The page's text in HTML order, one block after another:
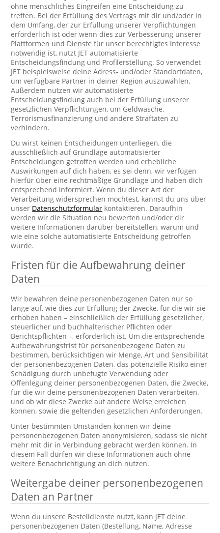
ohne menschliches Eingreifen eine Entscheidung zu
treffen. Bei der Erfüllung des Vertrags mit dir und/oder in
dem Umfang, der zur Erfüllung unserer Verpflichtungen
erforderlich ist oder wenn dies zur Verbesserung unserer
Plattformen und Dienste für unser berechtigtes Interesse
notwendig ist, nutzt JET automatisierte
Entscheidungsfindung und Profilerstellung. So verwendet
JET beispielsweise deine Adress- und/oder Standortdaten,
um verfügbare Partner in deiner Region auszuwählen.
Außerdem nutzen wir automatisierte
Entscheidungsfindung auch bei der Erfüllung unserer
gesetzlichen Verpflichtungen, um Geldwäsche,
Terrorismusfinanzierung und andere Straftaten zu
verhindern.
Du wirst keinen Entscheidungen unterliegen, die
ausschließlich auf Grundlage automatisierter
Entscheidungen getroffen werden und erhebliche
Auswirkungen auf dich haben, es sei denn, wir verfügen
hierfür über eine rechtmäßige Grundlage und haben dich
entsprechend informiert. Wenn du dieser Art der
Verarbeitung widersprechen möchtest, kannst du uns über
unser Datenschutzformular kontaktieren. Daraufhin
werden wir die Situation neu bewerten und/oder dir
weitere Informationen darüber bereitstellen, warum und
wie eine solche automatisierte Entscheidung getroffen
wurde.
Fristen für die Aufbewahrung deiner
Daten
Wir bewahren deine personenbezogenen Daten nur so
lange auf, wie dies zur Erfüllung der Zwecke, für die wir sie
erhoben haben – einschließlich der Erfüllung gesetzlicher,
steuerlicher und buchhalterischer Pflichten oder
Berichtspflichten –, erforderlich ist. Um die entsprechende
Aufbewahrungsfrist für personenbezogene Daten zu
bestimmen, berücksichtigen wir Menge, Art und Sensibilität
der personenbezogenen Daten, das potenzielle Risiko einer
Schädigung durch unbefugte Verwendung oder
Offenlegung deiner personenbezogenen Daten, die Zwecke,
für die wir deine personenbezogenen Daten verarbeiten,
und ob wir diese Zwecke auf andere Weise erreichen
können, sowie die geltenden gesetzlichen Anforderungen.
Unter bestimmten Umständen können wir deine
personenbezogenen Daten anonymisieren, sodass sie nicht
mehr mit dir in Verbindung gebracht werden können. In
diesem Fall dürfen wir diese Informationen auch ohne
weitere Benachrichtigung an dich nutzen.
Weitergabe deiner personenbezogenen
Daten an Partner
Wenn du unsere Bestelldienste nutzt, kann JET deine
personenbezogenen Daten (Bestellung, Name, Adresse